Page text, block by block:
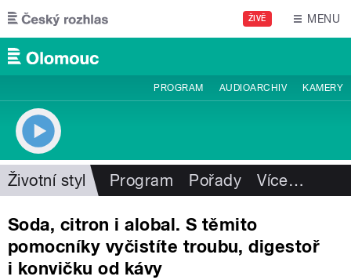
Přejít k hlavnímu obsahu
ŽIVĚ MENU
PROGRAM AUDIOARCHIV KAMERY
Životní styl Program Pořady Více…
Soda, citron i alobal. S těmito
pomocníky vyčistíte troubu, digestoř
i konvičku od kávy